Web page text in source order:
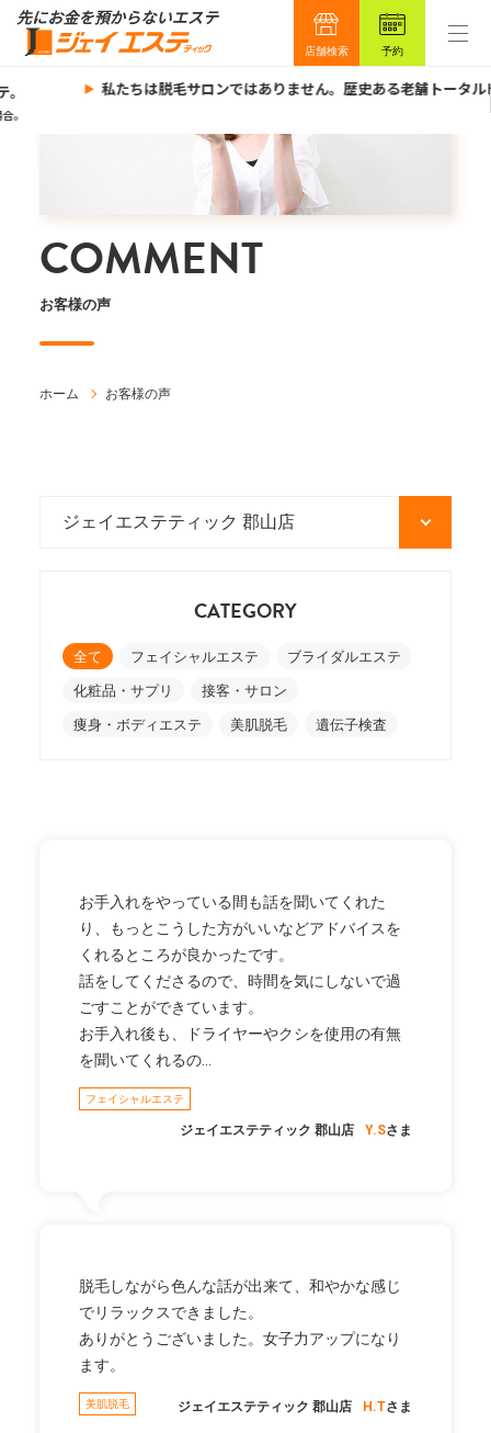
店舗検索 予約
。
私たちは脱毛サロンではありません。歴史ある老舗トータル
COMMENT
お客様の声
ホーム お客様の声
CATEGORY
全て フェイシャルエステ ブライダルエステ
化粧品・サプリ 接客・サロン
痩身・ボディエステ 美肌脱毛 遺伝子検査
お手入れをやっている間も話を聞いてくれた
り、もっとこうした方がいいなどアドバイスを
くれるところが良かったです。
話をしてくださるので、時間を気にしないで過
ごすことができています。
お手入れ後も、ドライヤーやクシを使用の有無
を聞いてくれるの…
フェイシャルエステ
ジェイエステティック 郡山店 Y.Sさま
脱毛しながら色んな話が出来て、和やかな感じ
でリラックスできました。
ありがとうございました。女子力アップになり
ます。
美肌脱毛 ジェイエステティック 郡山店 H.Tさま